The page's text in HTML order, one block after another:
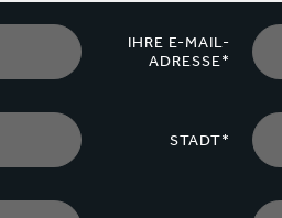
IHRE E-MAIL-
ADRESSE*
STADT*